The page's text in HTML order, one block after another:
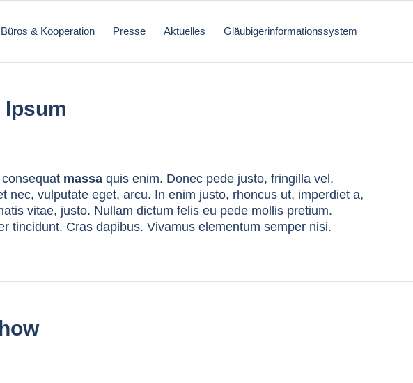
Büros & Kooperation Presse Aktuelles Gläubigerinformationssystem
massa quis enim. Donec pede justo, fringilla vel,
nec, vulputate eget, arcu. In enim justo, rhoncus ut, imperdiet a,
vitae, justo. Nullam dictum felis eu pede mollis pretium.
tincidunt. Cras dapibus. Vivamus elementum semper nisi.